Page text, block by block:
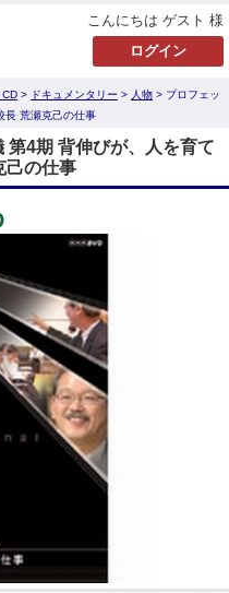
こんにちは ゲスト 様
CD > ドキュメンタリー > 人物 > プロフェッ
長 荒瀬克己の仕事
第4期 背伸びが、人を育て
己の仕事